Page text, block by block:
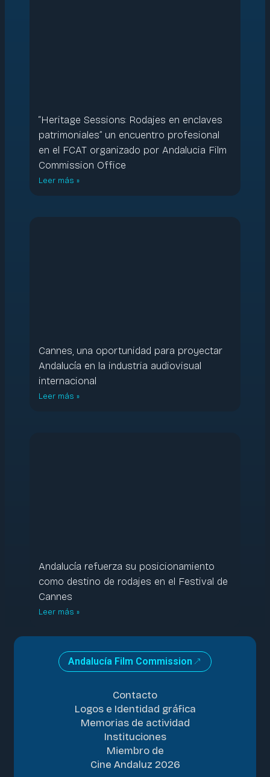
“Heritage Sessions: Rodajes en enclaves
patrimoniales” un encuentro profesional
en el FCAT organizado por Andalucia Film
Commission Office
Leer más »
Cannes, una oportunidad para proyectar
Andalucía en la industria audiovisual
internacional
Leer más »
Andalucía refuerza su posicionamiento
como destino de rodajes en el Festival de
Cannes
Leer más »
Andalucía Film Commission
Contacto
Logos e Identidad gráfica
Memorias de actividad
Instituciones
Miembro de
Cine Andaluz 2026